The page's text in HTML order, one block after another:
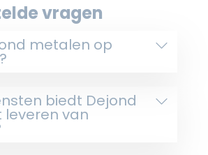
vragen
metalen op
biedt Dejond
van